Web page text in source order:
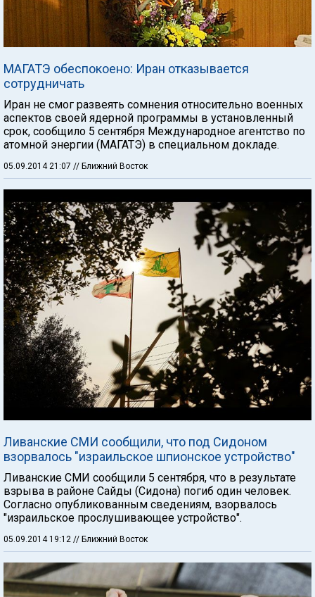
МАГАТЭ обеспокоено: Иран отказывается
сотрудничать
Иран не смог развеять сомнения относительно военных
аспектов своей ядерной программы в установленный
срок, сообщило 5 сентября Международное агентство по
атомной энергии (МАГАТЭ) в специальном докладе.
05.09.2014 21:07 // Ближний Восток
Ливанские СМИ сообщили, что под Сидоном
взорвалось "израильское шпионское устройство"
Ливанские СМИ сообщили 5 сентября, что в результате
взрыва в районе Сайды (Сидона) погиб один человек.
Согласно опубликованным сведениям, взорвалось
"израильское прослушивающее устройство".
05.09.2014 19:12 // Ближний Восток